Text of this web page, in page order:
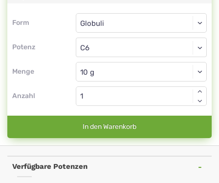
Form
Form
Potenz
Globuli
C6
Menge
Globuli
Anzahl
In den Warenkorb
Verfügbare Potenzen